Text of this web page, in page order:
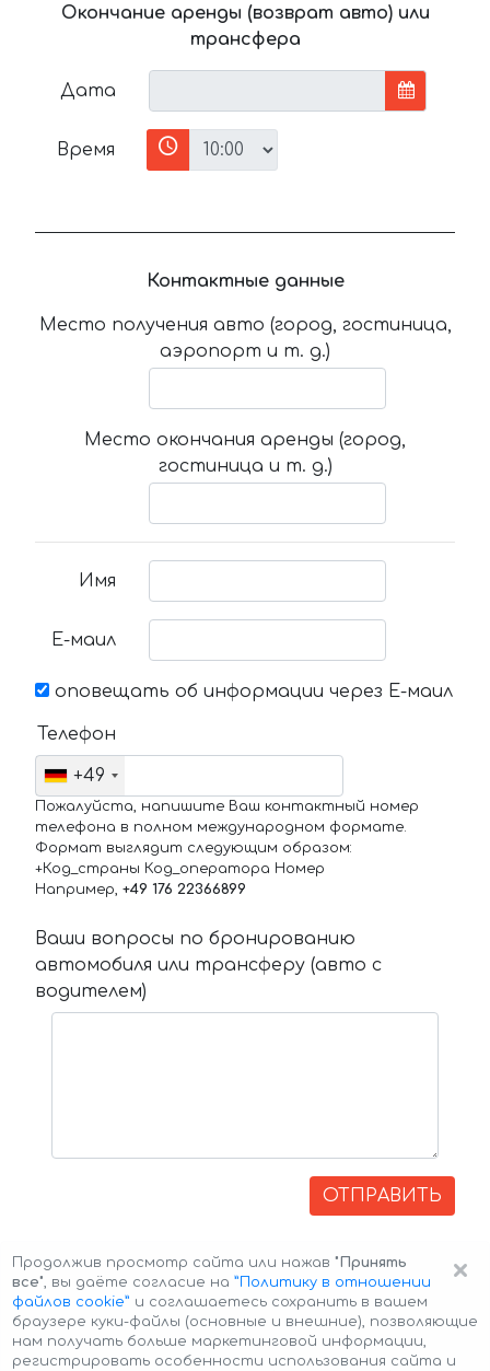
Окончание аренды (возврат авто) или
трансфера
Дата
Время
Контактные данные
Место получения авто (город, гостиница,
аэропорт и т. д.)
Место окончания аренды (город,
гостиница и т. д.)
Имя
Е-маил
оповещать об информации через Е-маил
Телефон
+49
Пожалуйста, напишите Ваш контактный номер
телефона в полном международном формате.
Формат выглядит следующим образом:
+Код_страны Код_оператора Номер
Например, +49 176 22366899
Ваши вопросы по бронированию
автомобиля или трансферу (авто с
водителем)
ОТПРАВИТЬ
×
Продолжив просмотр сайта или нажав "Принять
все", вы даёте согласие на ”Политику в отношении
файлов cookie” и соглашаетесь сохранить в вашем
браузере куки-файлы (основные и внешние), позволяющие
нам получать больше маркетинговой информации,
регистрировать особенности использования сайта и